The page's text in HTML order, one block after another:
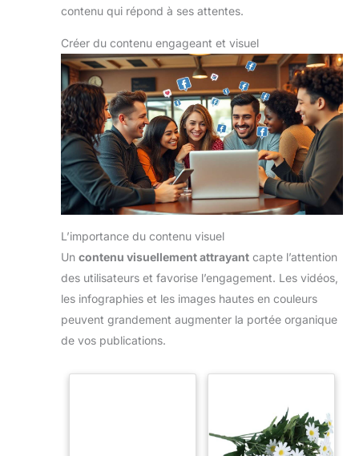
contenu qui répond à ses attentes.
Créer du contenu engageant et visuel
L’importance du contenu visuel
Un contenu visuellement attrayant capte l’attention
des utilisateurs et favorise l’engagement. Les vidéos,
les infographies et les images hautes en couleurs
peuvent grandement augmenter la portée organique
de vos publications.